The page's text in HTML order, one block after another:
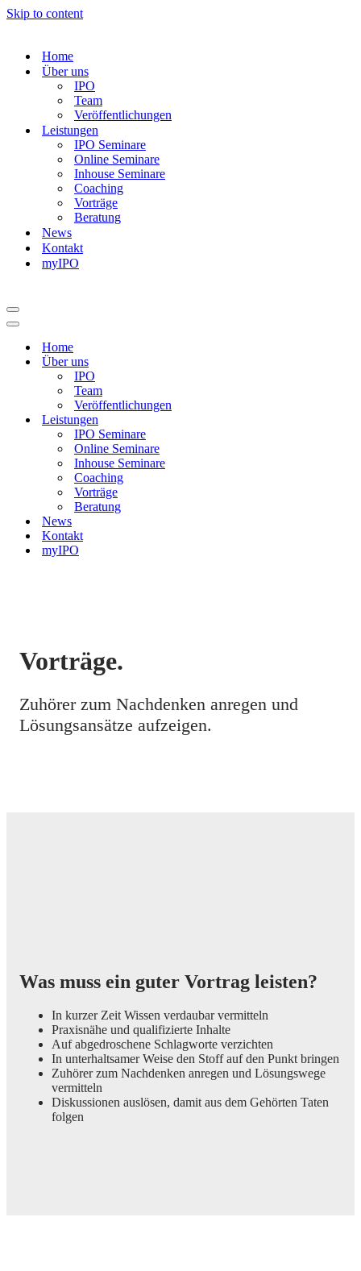
Skip to content
Home
Über uns
IPO
Team
Veröffentlichungen
Leistungen
IPO Seminare
Online Seminare
Inhouse Seminare
Coaching
Vorträge
Beratung
News
Kontakt
myIPO
Navigation
Menu
Navigation
Home
Über uns
IPO
Team
Veröffentlichungen
Leistungen
IPO Seminare
Online Seminare
Inhouse Seminare
Coaching
Vorträge
Beratung
News
Kontakt
myIPO
Vorträge.
Zuhörer zum Nachdenken anregen und
Lösungsansätze aufzeigen.
Was muss ein guter Vortrag leisten?
In kurzer Zeit Wissen verdaubar vermitteln
Praxisnähe und qualifizierte Inhalte
Auf abgedroschene Schlagworte verzichten
In unterhaltsamer Weise den Stoff auf den Punkt bringen
Zuhörer zum Nachdenken anregen und Lösungswege
vermitteln
Diskussionen auslösen, damit aus dem Gehörten Taten
folgen